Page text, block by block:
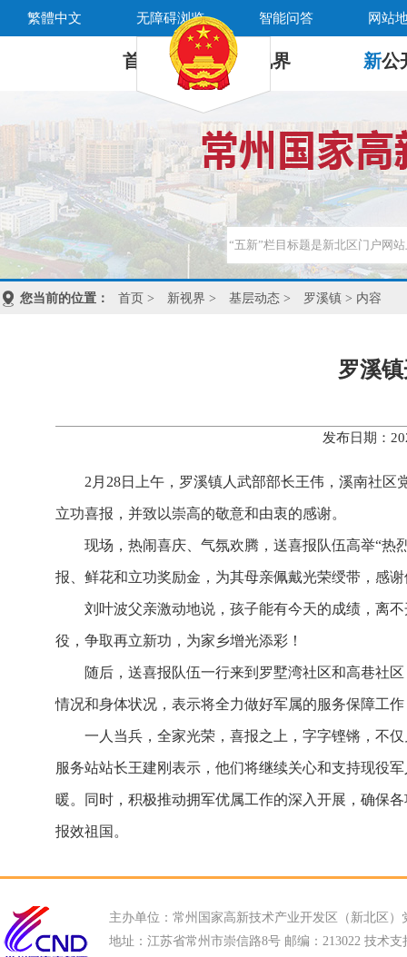
繁體中文 无障碍浏览 智能问答 网站
首 页 新 视界 新公
您当前的位置： 首页 > 新视界 > 基层动态 > 罗溪镇 > 内容
罗溪
发布日期：
2月28日上午，罗溪镇人武部部长王伟，溪南社
立功喜报，并致以崇高的敬意和由衷的感谢。
现场，热闹喜庆、气氛欢腾，送喜报队伍高举“热
报、鲜花和立功奖励金，为其母亲佩戴光荣绶带，感
刘叶波父亲激动地说，孩子能有今天的成绩，离
役，争取再立新功，为家乡增光添彩！
随后，送喜报队伍一行来到罗墅湾社区和高巷社
情况和身体状况，表示将全力做好军属的服务保障工
一人当兵，全家光荣，喜报之上，字字铿锵，不
服务站站长王建刚表示，他们将继续关心和支持现役
暖。同时，积极推动拥军优属工作的深入开展，确保
报效祖国。
主办单位：常州国家高新技术产业开发区（新北区）
地址：江苏省常州市崇信路8号 邮编：213022 技术支